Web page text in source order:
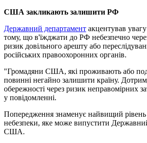
США закликають залишити РФ
Державний департамент акцентував
тому, що в'їжджати до РФ небезпечно
ризик довільного арешту або
російських правоохоронних органів.
"Громадяни США, які проживають або
повинні негайно залишити країну.
обережності через ризик неправомірних
у повідомленні.
Попередження знаменує найвищий рівень
небезпеки, яке може випустити
США.